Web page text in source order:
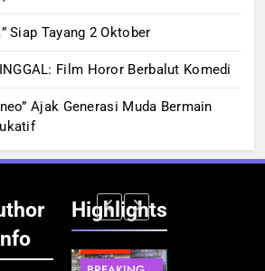
Siap Tayang 2 Oktober
Film Horor Berbalut Komedi
Ajak Generasi Muda Bermain
Highlights